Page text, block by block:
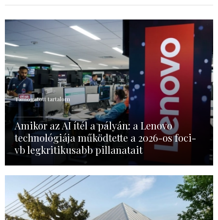
Támogatott tartalom
Amikor az AI ítél a pályán: a Lenovo
technológiája működtette a 2026-os foci-
vb legkritikusabb pillanatait